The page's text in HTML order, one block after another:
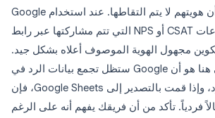
المستجيبون أن هويتهم لا يتم التقاطها. عند استخدام Google
Forms لاستطلاعات CSAT أو NPS التي تتم مشاركتها عبر رابط
مجهول الهوية الموصوف أعلاه بشكل جيد.
الاعتبار الرئيسي هنا هو أن Google ستظل تجمع بيانات الرد في
لوحة معلومات الردود، وإذا قمت بالتصدير إلى Google Sheets، فإن
فردياً. تأكد من أن فريقك يفهم أنه على الرغم